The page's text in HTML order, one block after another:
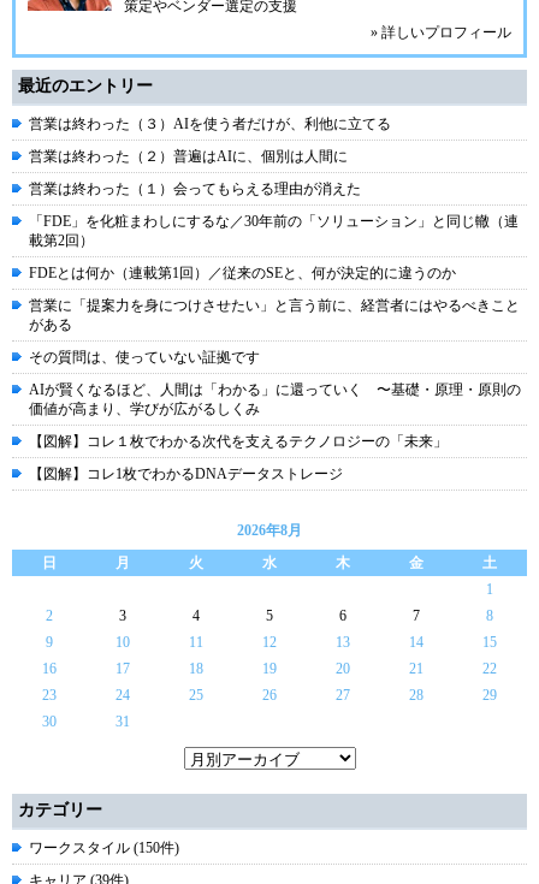
策定やベンダー選定の支援
» 詳しいプロフィール
最近のエントリー
営業は終わった（３）AIを使う者だけが、利他に立てる
営業は終わった（２）普遍はAIに、個別は人間に
営業は終わった（１）会ってもらえる理由が消えた
「FDE」を化粧まわしにするな／30年前の「ソリューション」と同じ轍（連
載第2回）
FDEとは何か（連載第1回）／従来のSEと、何が決定的に違うのか
営業に「提案力を身につけさせたい」と言う前に、経営者にはやるべきこと
がある
その質問は、使っていない証拠です
AIが賢くなるほど、人間は「わかる」に還っていく 〜基礎・原理・原則の
価値が高まり、学びが広がるしくみ
【図解】コレ１枚でわかる次代を支えるテクノロジーの「未来」
【図解】コレ1枚でわかるDNAデータストレージ
2026年8月
日
月 火 水 木 金
土
1
2
3 4 5 6 7
8
9
10 11 12 13 14
15
16
17 18 19 20 21
22
23
24 25 26 27 28
29
30
31
カテゴリー
ワークスタイル (150件)
キャリア (39件)